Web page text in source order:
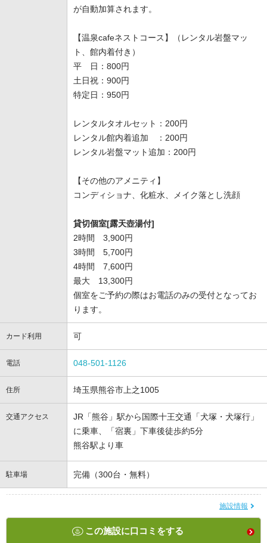
が自動加算されます。
【温泉cafeネストコース】（レンタル岩盤マッ
ト、館内着付き）
平 日：800円
土日祝：900円
特定日：950円
レンタルタオルセット：200円
レンタル館内着追加 ：200円
レンタル岩盤マット追加：200円
【その他のアメニティ】
コンディショナ、化粧水、メイク落とし洗顔
貸切個室[露天壺湯付]
2時間 3,900円
3時間 5,700円
4時間 7,600円
最大 13,300円
個室をご予約の際はお電話のみの受付となってお
ります。
カード利用 可
電話 048-501-1126
住所 埼玉県熊谷市上之1005
交通アクセス
JR「熊谷」駅から国際十王交通「犬塚・犬塚行」
に乗車、「宿裏」下車後徒歩約5分
熊谷駅より車
駐車場 完備（300台・無料）
施設情報
この施設に口コミをする